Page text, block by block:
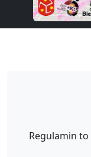
Regulamin